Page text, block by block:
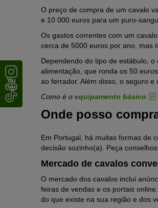
O preço de compra de um cavalo
e 10 000 euros para um puro-
Os gastos correntes com um
cerca de 5000 euros por ano, mas
Dependendo do tipo de estábulo,
alimentação, que ronda os 50
ao ferrador. Além disso, o seguro e
Como é o equipamento básico
Onde posso
Em Portugal, há muitas formas de
decisão sozinho(a). Peça
Mercado de cavalos
O mercado dos cavalos inclui
feiras de vendas e os portais online.
do que existe na sua região e dos